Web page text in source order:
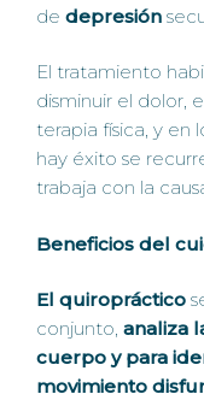
de depresión
El tratamiento
disminuir el dolor,
terapia física, y en
hay éxito se
trabaja con la
Beneficios del
El quiropráctico
conjunto, analiza
cuerpo y para
movimiento